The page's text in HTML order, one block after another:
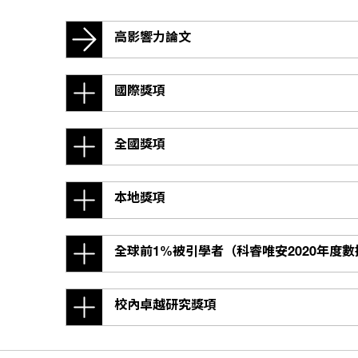
高影響力論文
國際獎項
全國獎項
本地獎項
全球前1%被引學者（科睿唯安2020年度數
校內卓越研究獎項